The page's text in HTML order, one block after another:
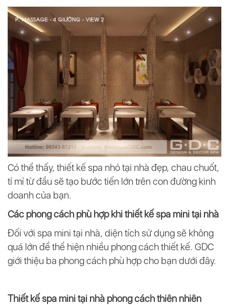
Có thể thấy, thiết kế spa nhỏ tại nhà đẹp, chau chuốt,
tỉ mỉ từ đầu sẽ tạo bước tiến lớn trên con đường kinh
doanh của bạn.
Các phong cách phù hợp khi thiết kế spa mini tại nhà
Đối với spa mini tại nhà, diện tích sử dụng sẽ không
quá lớn để thể hiện nhiều phong cách thiết kế. GDC
giới thiệu ba phong cách phù hợp cho bạn dưới đây.
Thiết kế spa mini tại nhà phong cách thiên nhiên